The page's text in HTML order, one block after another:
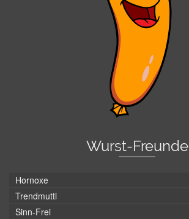
Wurst-Freunde
Hornoxe
Trendmutti
Sinn-Frei